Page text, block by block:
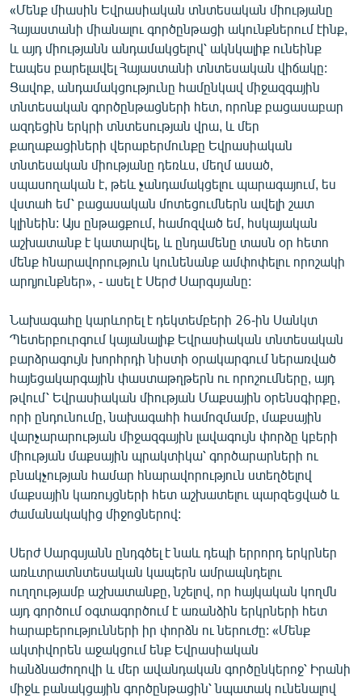
ՀԵՏԵՎԵՔ ՄԵԶ
«Ազատության» բոլոր կայքերը
«Մենք միասին Եվրասիական տնտեսական միությանը
Հայաստանի միանալու գործընթացի ակունքներում էինք,
և այդ միությանն անդամակցելով՝ ակնկալիք ունեինք
էապես բարելավել Հայաստանի տնտեսական վիճակը:
Ցավոք, անդամակցությունը համընկավ միջազգային
տնտեսական գործընթացների հետ, որոնք բացասաբար
ազդեցին երկրի տնտեսության վրա, և մեր
քաղաքացիների վերաբերմունքը Եվրասիական
տնտեսական միությանը դեռևս, մեղմ ասած,
սպասողական է, թեև չանդամակցելու պարագայում, ես
վստահ եմ՝ բացասական մոտեցումներն ավելի շատ
կլինեին: Այս ընթացքում, համոզված եմ, հսկայական
աշխատանք է կատարվել, և ընդամենը տասն օր հետո
մենք հնարավորություն կունենանք ամփոփելու որոշակի
արդյունքներ», - ասել է Սերժ Սարգսյանը:
Նախագահը կարևորել է դեկտեմբերի 26-ին Սանկտ
Պետերբուրգում կայանալիք Եվրասիական տնտեսական
բարձրագույն խորհրդի նիստի օրակարգում ներառված
հայեցակարգային փաստաթղթերն ու որոշումները, այդ
թվում՝ Եվրասիական միության Մաքսային օրենսգիրքը,
որի ընդունումը, նախագահի համոզմամբ, մաքսային
վարչարարության միջազգային լավագույն փորձը կբերի
միության մաքսային պրակտիկա՝ գործարարների ու
բնակչության համար հնարավորություն ստեղծելով
մաքսային կառույցների հետ աշխատելու պարզեցված և
ժամանակակից միջոցներով:
Սերժ Սարգսյանն ընդգծել է նաև դեպի երրորդ երկրներ
առևտրատնտեսական կապերն ամրապնդելու
ուղղությամբ աշխատանքը, նշելով, որ հայկական կողմն
այդ գործում օգտագործում է առանձին երկրների հետ
հարաբերությունների իր փորձն ու ներուժը: «Մենք
ակտիվորեն աջակցում ենք Եվրասիական
հանձնաժողովի և մեր ավանդական գործընկերոջ՝ Իրանի
միջև բանակցային գործընթացին՝ նպատակ ունենալով